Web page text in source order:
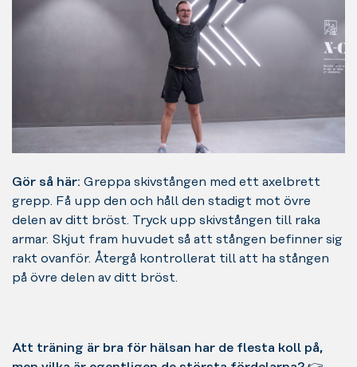
Gör så här: Greppa skivstången med ett axelbrett
grepp. Få upp den och håll den stadigt mot övre
delen av ditt bröst. Tryck upp skivstången till raka
armar. Skjut fram huvudet så att stången befinner sig
rakt ovanför. Återgå kontrollerat till att ha stången
på övre delen av ditt bröst.
Att träning är bra för hälsan har de flesta koll på,